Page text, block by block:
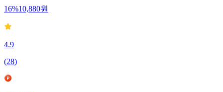
16%10,880원
4.9
(28)